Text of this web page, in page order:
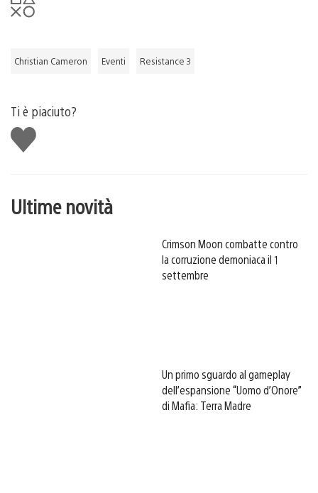
Christian Cameron Eventi Resistance 3
Ti è piaciuto?
Mi
piace
Ultime novità
Crimson Moon combatte contro
la corruzione demoniaca il 1
settembre
Un primo sguardo al gameplay
dell’espansione “Uomo d’Onore”
di Mafia: Terra Madre